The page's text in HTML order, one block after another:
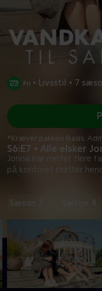
• Livsstil • 7
S6:E7 • Alle elsker
Jonna har mistet flere
på kontoret støtter
*Kræver pakken Basis.
Sæson 3